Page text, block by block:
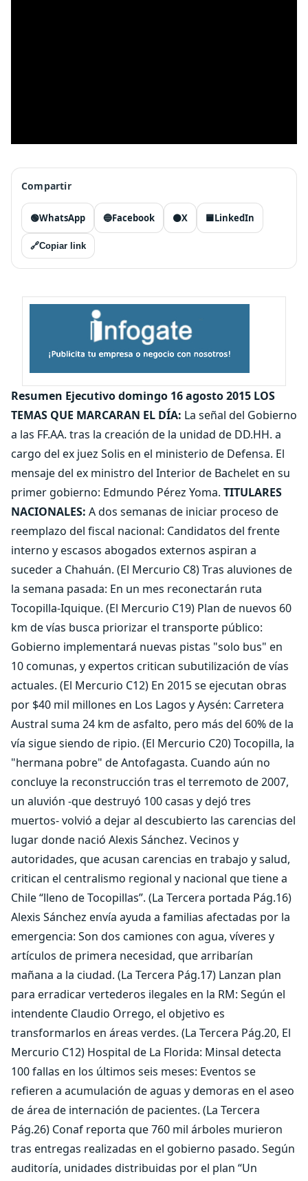
Compartir
🟢WhatsApp 🔵Facebook ⚫X 🟦LinkedIn
🔗Copiar link
Resumen Ejecutivo domingo 16 agosto 2015 LOS
TEMAS QUE MARCARAN EL DÍA: La señal del Gobierno
a las FF.AA. tras la creación de la unidad de DD.HH. a
cargo del ex juez Solis en el ministerio de Defensa. El
mensaje del ex ministro del Interior de Bachelet en su
primer gobierno: Edmundo Pérez Yoma. TITULARES
NACIONALES: A dos semanas de iniciar proceso de
reemplazo del fiscal nacional: Candidatos del frente
interno y escasos abogados externos aspiran a
suceder a Chahuán. (El Mercurio C8) Tras aluviones de
la semana pasada: En un mes reconectarán ruta
Tocopilla-Iquique. (El Mercurio C19) Plan de nuevos 60
km de vías busca priorizar el transporte público:
Gobierno implementará nuevas pistas "solo bus" en
10 comunas, y expertos critican subutilización de vías
actuales. (El Mercurio C12) En 2015 se ejecutan obras
por $40 mil millones en Los Lagos y Aysén: Carretera
Austral suma 24 km de asfalto, pero más del 60% de la
vía sigue siendo de ripio. (El Mercurio C20) Tocopilla, la
"hermana pobre" de Antofagasta. Cuando aún no
concluye la reconstrucción tras el terremoto de 2007,
un aluvión -que destruyó 100 casas y dejó tres
muertos- volvió a dejar al descubierto las carencias del
lugar donde nació Alexis Sánchez. Vecinos y
autoridades, que acusan carencias en trabajo y salud,
critican el centralismo regional y nacional que tiene a
Chile “lleno de Tocopillas”. (La Tercera portada Pág.16)
Alexis Sánchez envía ayuda a familias afectadas por la
emergencia: Son dos camiones con agua, víveres y
artículos de primera necesidad, que arribarían
mañana a la ciudad. (La Tercera Pág.17) Lanzan plan
para erradicar vertederos ilegales en la RM: Según el
intendente Claudio Orrego, el objetivo es
transformarlos en áreas verdes. (La Tercera Pág.20, El
Mercurio C12) Hospital de La Florida: Minsal detecta
100 fallas en los últimos seis meses: Eventos se
refieren a acumulación de aguas y demoras en el aseo
de área de internación de pacientes. (La Tercera
Pág.26) Conaf reporta que 760 mil árboles murieron
tras entregas realizadas en el gobierno pasado. Según
auditoría, unidades distribuidas por el plan “Un